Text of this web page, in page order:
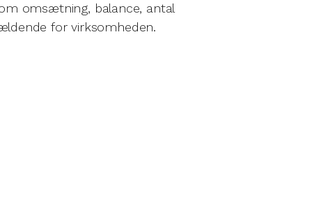
omsætning, balance, antal
for virksomheden.